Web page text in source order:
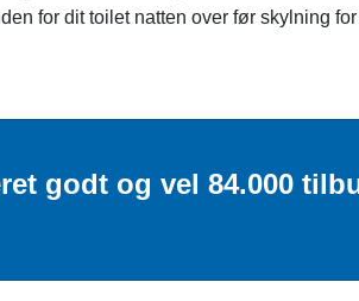
for dit toilet natten over før skylning
godt og vel 84.000